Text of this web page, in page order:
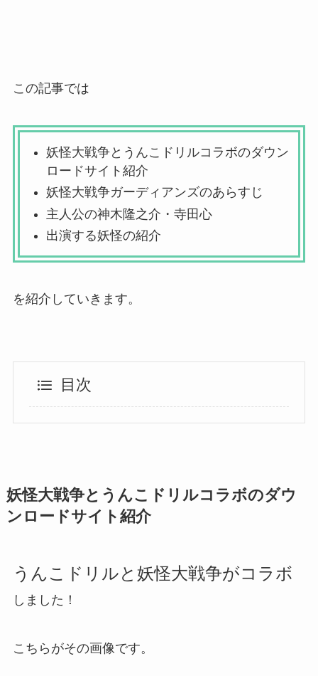
この記事では
妖怪大戦争とうんこドリルコラボのダウン
ロードサイト紹介
妖怪大戦争ガーディアンズのあらすじ
主人公の神木隆之介・寺田心
出演する妖怪の紹介
を紹介していきます。
目次
妖怪大戦争とうんこドリルコラボのダウ
ンロードサイト紹介
うんこドリルと妖怪大戦争がコラボ
しました！
こちらがその画像です。